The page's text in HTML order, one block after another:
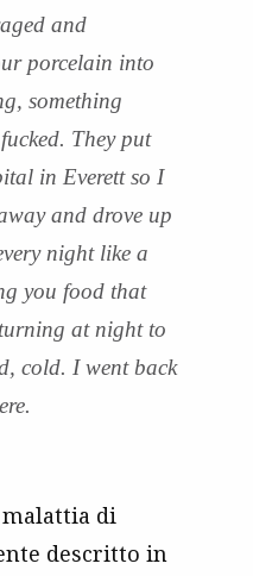
and
porcelain into
something
They put
in Everett so I
and drove up
night like a
you food that
at night to
cold. I went back
di
descritto in